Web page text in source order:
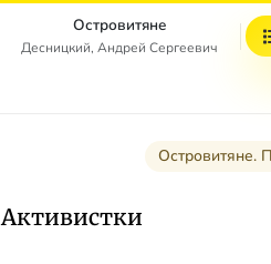
Островитяне
Десницкий, Андрей Сергеевич
Островитяне.
Активистки